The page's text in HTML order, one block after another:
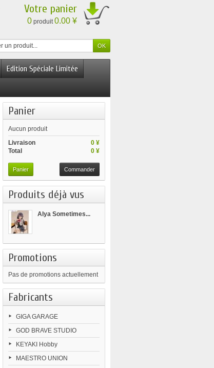
Votre panier
0 produit0.00 ¥
Edition Spéciale Limitée
Panier
Aucun produit
0 ¥
Livraison
0 ¥
Total
Panier Commander
Produits déjà vus
Alya Sometimes...
Promotions
Pas de promotions actuellement
Fabricants
GIGA GARAGE
GOD BRAVE STUDIO
KEYAKI Hobby
MAESTRO UNION